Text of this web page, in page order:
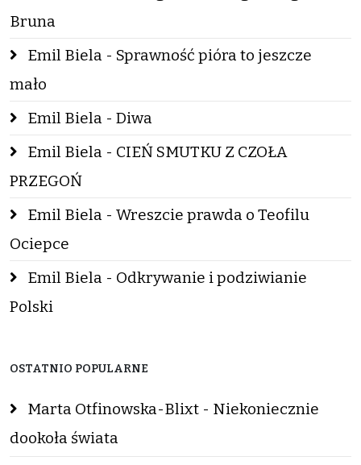
Bruna
Emil Biela - Sprawność pióra to jeszcze
mało
Emil Biela - Diwa
Emil Biela - CIEŃ SMUTKU Z CZOŁA
PRZEGOŃ
Emil Biela - Wreszcie prawda o Teofilu
Ociepce
Emil Biela - Odkrywanie i podziwianie
Polski
OSTATNIO POPULARNE
Marta Otfinowska-Blixt - Niekoniecznie
dookoła świata